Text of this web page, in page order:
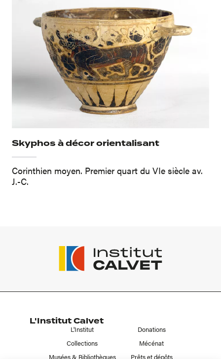
Skyphos à décor orientalisant
Corinthien moyen. Premier quart du VIe siècle av.
J.-C.
L'Institut Calvet
L'Institut
Collections
Musées & Bibliothèques
Donations
Mécénat
Prêts et dépôts